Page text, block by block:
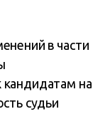
в части
кандидатам на
судьи